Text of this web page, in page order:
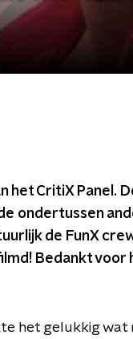
het CritiX Panel.
ondertussen
de FunX
Bedankt voor
het gelukkig wat